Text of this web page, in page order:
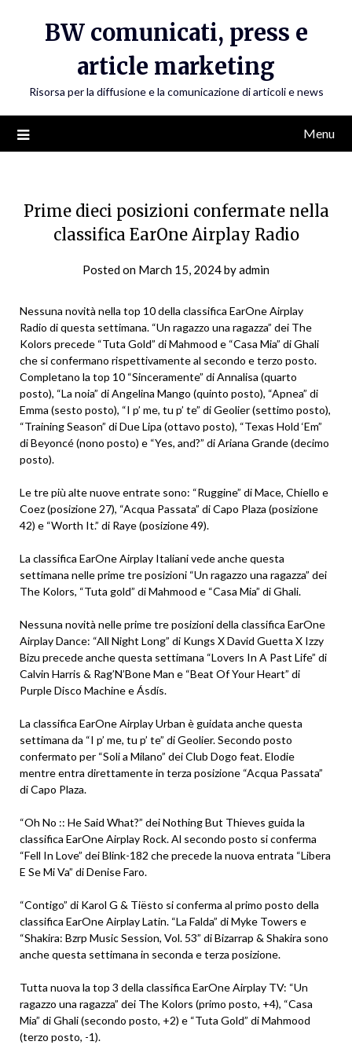
BW comunicati, press e
article marketing
Risorsa per la diffusione e la comunicazione di articoli e news
Menu
Prime dieci posizioni confermate nella
classifica EarOne Airplay Radio
Posted on March 15, 2024byadmin
Nessuna novità nella top 10 della classifica EarOne Airplay
Radio di questa settimana. “Un ragazzo una ragazza” dei The
Kolors precede “Tuta Gold” di Mahmood e “Casa Mia” di Ghali
che si confermano rispettivamente al secondo e terzo posto.
Completano la top 10 “Sinceramente” di Annalisa (quarto
posto), “La noia” di Angelina Mango (quinto posto), “Apnea” di
Emma (sesto posto), “I p’ me, tu p’ te” di Geolier (settimo posto),
“Training Season” di Due Lipa (ottavo posto), “Texas Hold ‘Em”
di Beyoncé (nono posto) e “Yes, and?” di Ariana Grande (decimo
posto).
Le tre più alte nuove entrate sono: “Ruggine” di Mace, Chiello e
Coez (posizione 27), “Acqua Passata” di Capo Plaza (posizione
42) e “Worth It.” di Raye (posizione 49).
La classifica EarOne Airplay Italiani vede anche questa
settimana nelle prime tre posizioni “Un ragazzo una ragazza” dei
The Kolors, “Tuta gold” di Mahmood e “Casa Mia” di Ghali.
Nessuna novità nelle prime tre posizioni della classifica EarOne
Airplay Dance: “All Night Long” di Kungs X David Guetta X Izzy
Bizu precede anche questa settimana “Lovers In A Past Life” di
Calvin Harris & Rag’N’Bone Man e “Beat Of Your Heart” di
Purple Disco Machine e Ásdís.
La classifica EarOne Airplay Urban è guidata anche questa
settimana da “I p’ me, tu p’ te” di Geolier. Secondo posto
confermato per “Soli a Milano” dei Club Dogo feat. Elodie
mentre entra direttamente in terza posizione “Acqua Passata”
di Capo Plaza.
“Oh No :: He Said What?” dei Nothing But Thieves guida la
classifica EarOne Airplay Rock. Al secondo posto si conferma
“Fell In Love” dei Blink-182 che precede la nuova entrata “Libera
E Se Mi Va” di Denise Faro.
“Contigo” di Karol G & Tiësto si conferma al primo posto della
classifica EarOne Airplay Latin. “La Falda” di Myke Towers e
“Shakira: Bzrp Music Session, Vol. 53” di Bizarrap & Shakira sono
anche questa settimana in seconda e terza posizione.
Tutta nuova la top 3 della classifica EarOne Airplay TV: “Un
ragazzo una ragazza” dei The Kolors (primo posto, +4), “Casa
Mia” di Ghali (secondo posto, +2) e “Tuta Gold” di Mahmood
(terzo posto, -1).